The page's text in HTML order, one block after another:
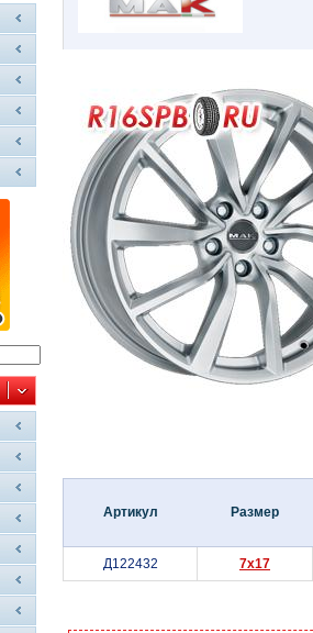
Артикул Размер
Д122432 7x17